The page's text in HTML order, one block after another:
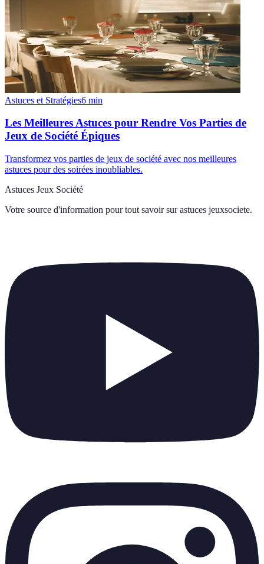
Astuces et Stratégies6 min
Les Meilleures Astuces pour Rendre Vos Parties de
Jeux de Société Épiques
Transformez vos parties de jeux de société avec nos meilleures
astuces pour des soirées inoubliables.
Astuces Jeux Société
Votre source d'information pour tout savoir sur astuces jeuxsociete.